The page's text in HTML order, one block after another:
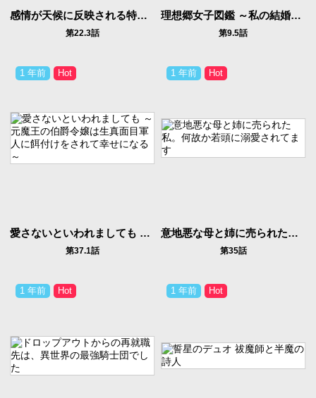
感情が天候に反映される特殊能力持ち令嬢は婚約解消されたので不毛の大地へ嫁ぎたい
第22.3話
理想郷女子図鑑 ～私の結婚生活、とっても幸せです～
第9.5話
1 年前
愛さないといわれましても ～元魔王の伯爵令嬢は生真面目軍人に餌付けをされて幸せになる～
第37.1話
1 年前
意地悪な母と姉に売られた私。何故か若頭に溺愛されてます
第35話
1 年前 1 年前